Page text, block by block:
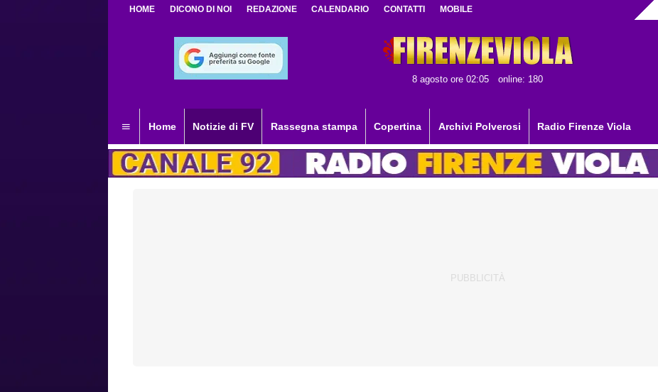
HOME DICONO DI NOI REDAZIONE CALENDARIO CONTATTI MOBILE
8 agosto ore 02:05 online: 180
Home Notizie di FV Rassegna stampa Copertina Archivi Polverosi Radio Firenze Viola